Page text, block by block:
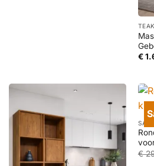
€
SALE
€